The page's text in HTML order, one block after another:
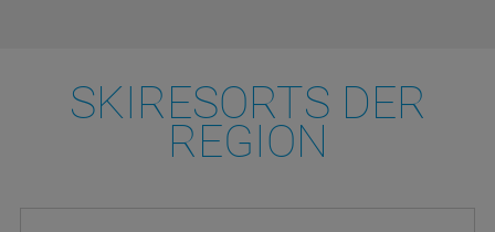
SKIRESORTS DER
REGION